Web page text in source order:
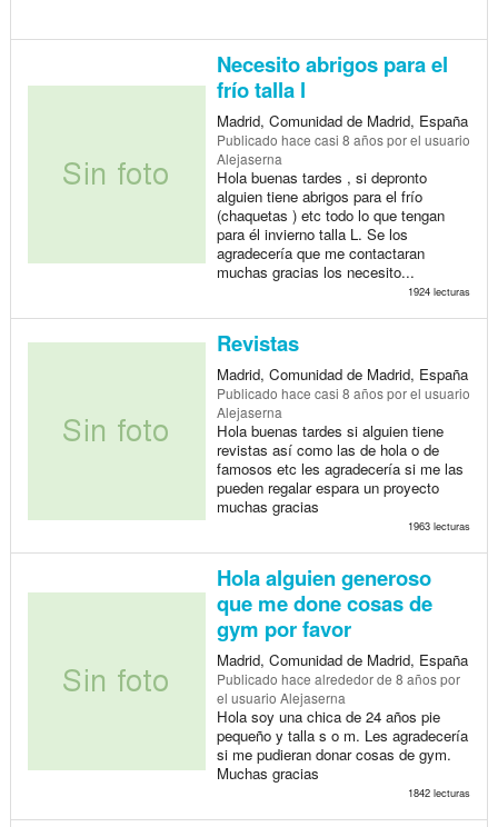
Necesito abrigos para el
frío talla l
Madrid, Comunidad de Madrid, España
Publicado hace casi 8 añospor el usuario
Alejaserna
Hola buenas tardes , si depronto
alguien tiene abrigos para el frío
(chaquetas ) etc todo lo que tengan
para él invierno talla L. Se los
agradecería que me contactaran
muchas gracias los necesito...
1924 lecturas
Revistas
Madrid, Comunidad de Madrid, España
Publicado hace casi 8 añospor el usuario
Alejaserna
Hola buenas tardes si alguien tiene
revistas así como las de hola o de
famosos etc les agradecería si me las
pueden regalar espara un proyecto
muchas gracias
1963 lecturas
Hola alguien generoso
que me done cosas de
gym por favor
Madrid, Comunidad de Madrid, España
Publicado hace alrededor de 8 añospor
el usuario Alejaserna
Hola soy una chica de 24 años pie
pequeño y talla s o m. Les agradecería
si me pudieran donar cosas de gym.
Muchas gracias
1842 lecturas